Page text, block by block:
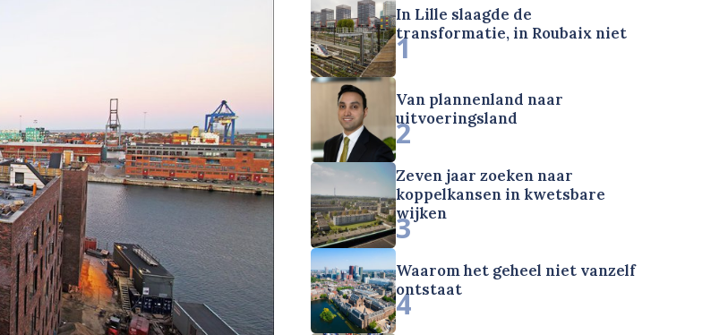
In Lille slaagde de
transformatie, in Roubaix niet
1
Van plannenland naar
uitvoeringsland
2
Zeven jaar zoeken naar
koppelkansen in kwetsbare
wijken
3
Waarom het geheel niet vanzelf
ontstaat
4